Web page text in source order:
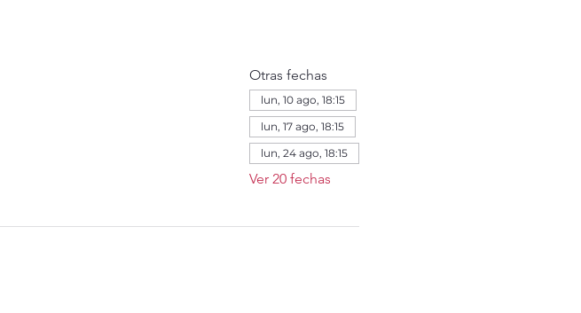
Otras fechas
lun, 10 ago, 18:15
lun, 17 ago, 18:15
lun, 24 ago, 18:15
Ver 20 fechas